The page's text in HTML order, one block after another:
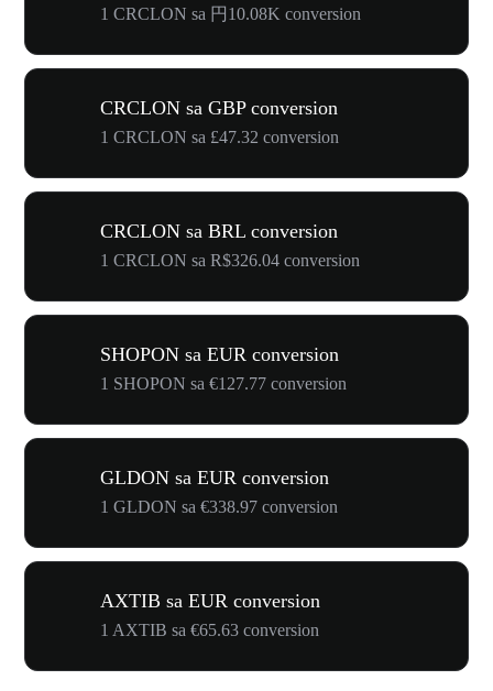
1 CRCLON sa 円10.08K conversion
CRCLON sa GBP conversion
1 CRCLON sa £47.32 conversion
CRCLON sa BRL conversion
1 CRCLON sa R$326.04 conversion
SHOPON sa EUR conversion
1 SHOPON sa €127.77 conversion
GLDON sa EUR conversion
1 GLDON sa €338.97 conversion
AXTIB sa EUR conversion
1 AXTIB sa €65.63 conversion